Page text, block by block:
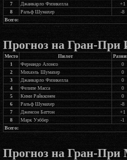
7
Джанкарло Физикелла +1
8
Ральф Шумахер -8
Всего:
Прогноз на Гран-При
Место Пилот
1
Фернандо Алонсо 0
2
Михаэль Шумахер 0
3
Джанкарло Физикелла 0
4
Фелипе Масса 0
5
Кими Райкконен 0
6
Ральф Шумахер -8
7
Дженсон Баттон +1
8
Марк Уэббер -1
Всего:
Прогноз на Гран-При